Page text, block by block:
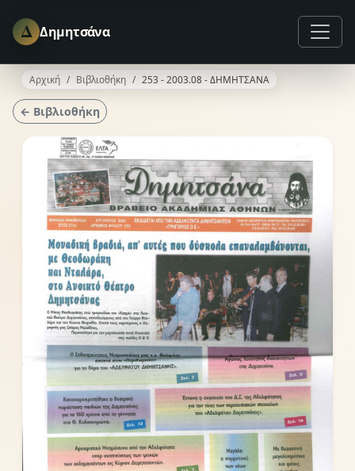
Δ Δημητσάνα
Αρχική Βιβλιοθήκη 253 - 2003.08 - ΔΗΜΗΤΣΑΝΑ
← Βιβλιοθήκη